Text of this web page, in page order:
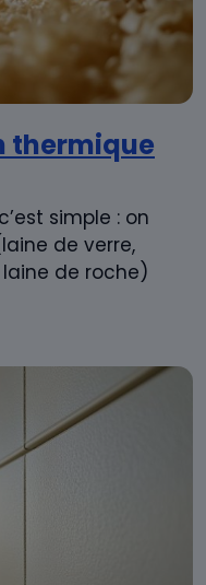
thermique
simple : on
de verre,
de roche)